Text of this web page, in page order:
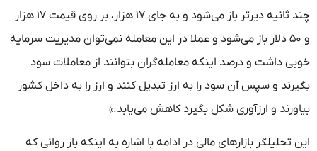
چند ثانیه دیرتر باز می‌شود و به جای ۱۷ هزار، بر روی قیمت ۱۷ هزار
و ۵۰ دلار باز می‌شود و عملا در این معامله نمی‌توان مدیریت سرمایه
خوبی داشت و درصد اینکه معامله‌گران بتوانند از معاملات سود
بگیرند و سپس آن سود را به ارز تبدیل کنند و ارز را به داخل کشور
بیاورند و ارزآوری شکل بگیرد کاهش می‌یابد.»
این تحلیلگر بازارهای مالی در ادامه با اشاره به اینکه بار روانی که